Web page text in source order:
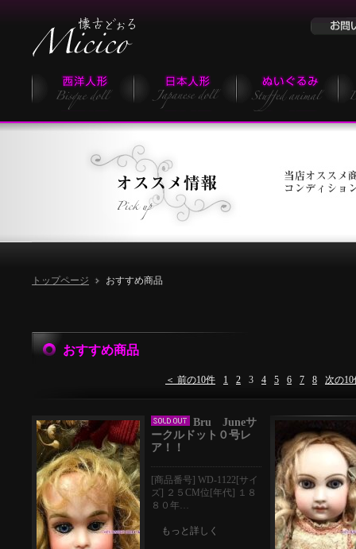
トップページ おすすめ商品
おすすめ商品
＜ 前の10件 1 2 3 4 5 6 7 8 次の
Bru Juneサ
ークルドット０号レ
ア！！
[商品番号] WD-1122[サイ
ズ] ２５CM位[年代] １８
８０年…
もっと詳しく